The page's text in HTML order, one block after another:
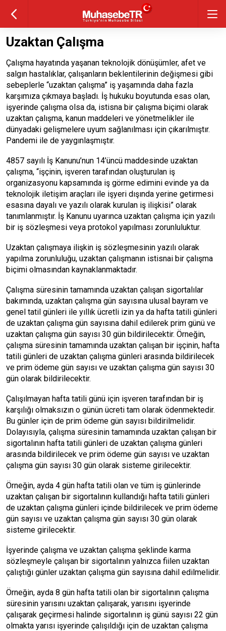
Uzaktan Çalışma
Çalışma hayatında yaşanan teknolojik dönüşümler, afet ve
salgın hastalıklar, çalışanların beklentilerinin değişmesi gibi
sebeplerle “uzaktan çalışma” iş yaşamında daha fazla
karşımıza çıkmaya başladı. İş hukuku boyutunda esas olan,
işyerinde çalışma olsa da, istisna bir çalışma biçimi olarak
uzaktan çalışma, kanun maddeleri ve yönetmelikler ile
dünyadaki gelişmelere uyum sağlanılması için çıkarılmıştır.
Pandemi ile de yaygınlaşmıştır.
4857 sayılı İş Kanunu’nun 14’üncü maddesinde uzaktan
çalışma, “işçinin, işveren tarafından oluşturulan iş
organizasyonu kapsamında iş görme edimini evinde ya da
teknolojik iletişim araçları ile işyeri dışında yerine getirmesi
esasına dayalı ve yazılı olarak kurulan iş ilişkisi” olarak
tanımlanmıştır. İş Kanunu uyarınca uzaktan çalışma için yazılı
bir iş sözleşmesi veya protokol yapılması zorunluluktur.
Uzaktan çalışmaya ilişkin iş sözleşmesinin yazılı olarak
yapılma zorunluluğu, uzaktan çalışmanın istisnai bir çalışma
biçimi olmasından kaynaklanmaktadır.
Çalışma süresinin tamamında uzaktan çalışan sigortalılar
bakımında, uzaktan çalışma gün sayısına ulusal bayram ve
genel tatil günleri ile yıllık ücretli izin ya da hafta tatili günleri
de uzaktan çalışma gün sayısına dahil edilerek prim günü ve
uzaktan çalışma gün sayısı 30 gün bildirilecektir. Örneğin,
çalışma süresinin tamamında uzaktan çalışan bir işçinin, hafta
tatili günleri de uzaktan çalışma günleri arasında bildirilecek
ve prim ödeme gün sayısı ve uzaktan çalışma gün sayısı 30
gün olarak bildirilecektir.
Çalışılmayan hafta tatili günü için işveren tarafından bir iş
karşılığı olmaksızın o günün ücreti tam olarak ödenmektedir.
Bu günler için de prim ödeme gün sayısı bildirilmelidir.
Dolayısıyla, çalışma süresinin tamamında uzaktan çalışan bir
sigortalının hafta tatili günleri de uzaktan çalışma günleri
arasında bildirilecek ve prim ödeme gün sayısı ve uzaktan
çalışma gün sayısı 30 gün olarak sisteme girilecektir.
Örneğin, ayda 4 gün hafta tatili olan ve tüm iş günlerinde
uzaktan çalışan bir sigortalının kullandığı hafta tatili günleri
de uzaktan çalışma günleri içinde bildirilecek ve prim ödeme
gün sayısı ve uzaktan çalışma gün sayısı 30 gün olarak
sisteme girilecektir.
İşyerinde çalışma ve uzaktan çalışma şeklinde karma
sözleşmeyle çalışan bir sigortalının yalnızca fiilen uzaktan
çalıştığı günler uzaktan çalışma gün sayısına dahil edilmelidir.
Örneğin, ayda 8 gün hafta tatili olan bir sigortalının çalışma
süresinin yarısını uzaktan çalışarak, yarısını işyerinde
çalışarak geçirmesi halinde sigortalının iş günü sayısı 22 gün
olmakta yarısı işyerinde çalışıldığı için de uzaktan çalışma